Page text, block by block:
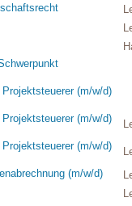
(m/w/d)
(m/w/d)
(m/w/d)
(m/w/d)